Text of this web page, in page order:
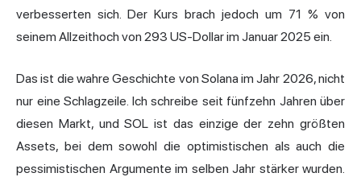
verbesserten sich. Der Kurs brach jedoch um 71 % von
seinem Allzeithoch von 293 US-Dollar im Januar 2025 ein.
Das ist die wahre Geschichte von Solana im Jahr 2026, nicht
nur eine Schlagzeile. Ich schreibe seit fünfzehn Jahren über
diesen Markt, und SOL ist das einzige der zehn größten
Assets, bei dem sowohl die optimistischen als auch die
pessimistischen Argumente im selben Jahr stärker wurden.